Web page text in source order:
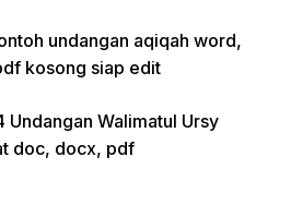
undangan aqiqah word,
kosong siap edit
Undangan Walimatul Ursy
doc, docx, pdf